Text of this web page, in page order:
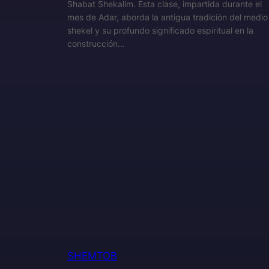
Shabat Shekalim. Esta clase, impartida durante el
mes de Adar, aborda la antigua tradición del medio
shekel y su profundo significado espiritual en la
construcción…
SHEMTOB